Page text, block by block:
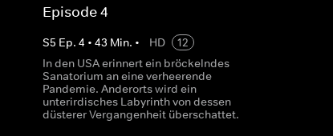
Episode 4
S5 Ep. 4 • 43 Min. • HD
12
In den USA erinnert ein bröckelndes
Sanatorium an eine verheerende
Pandemie. Anderorts wird ein
unterirdisches Labyrinth von dessen
düsterer Vergangenheit überschattet.